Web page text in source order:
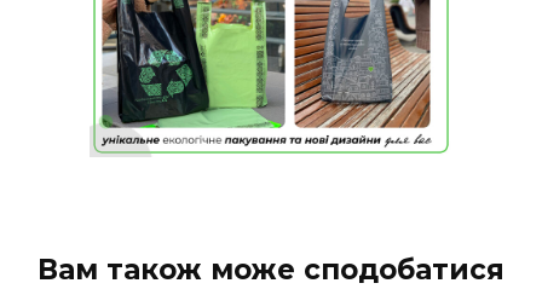
Вам також може сподобатися